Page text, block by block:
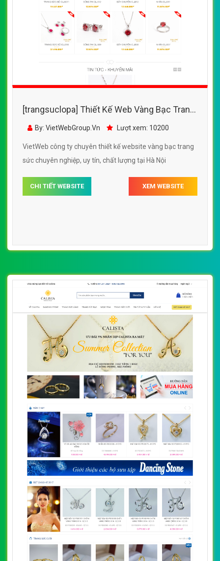
[trangsuclopa] Thiết Kế Web Vàng Bạc Trang
Sức Cửu Long đẹp SEO nhanh hiệu quả
By: VietWebGroup.Vn Lượt xem: 10200
VietWeb công ty chuyên thiết kế website vàng bạc trang
sức chuyên nghiệp, uy tín, chất lượng tại Hà Nội
CHI TIẾT WEBSITE XEM WEBSITE